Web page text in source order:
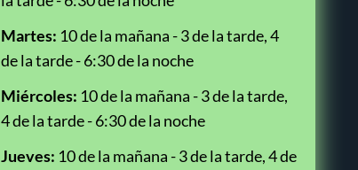
Martes: 10 de la mañana - 3 de la tarde, 4
de la tarde - 6:30 de la noche
Miércoles: 10 de la mañana - 3 de la tarde,
4 de la tarde - 6:30 de la noche
Jueves: 10 de la mañana - 3 de la tarde, 4 de